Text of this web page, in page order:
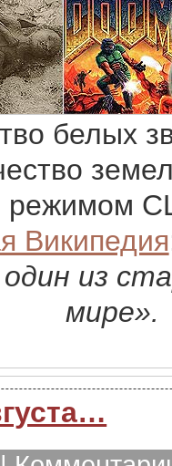
белых
режимом
Википедия
из
мире».